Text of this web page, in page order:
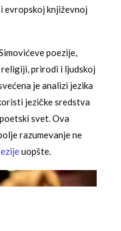
evropskoj književnoj
poezije,
prirodi i ljudskoj
je analizi jezika
jezičke sredstva
svet. Ova
razumevanje ne
uopšte.